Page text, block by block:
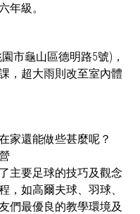
年級。
市龜山區德明路5號)，
，超大雨則改至室內體
家還能做些甚麼呢？
主要足球的技巧及觀念
，如高爾夫球、羽球、
們最優良的教學環境及